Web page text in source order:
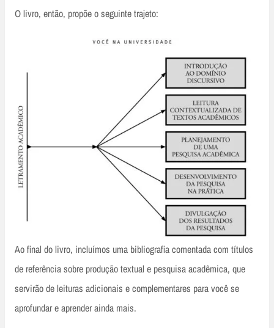
O livro, então, propõe o seguinte trajeto:
Ao final do livro, incluímos uma bibliografia comentada com títulos
de referência sobre produção textual e pesquisa acadêmica, que
servirão de leituras adicionais e complementares para você se
aprofundar e aprender ainda mais.